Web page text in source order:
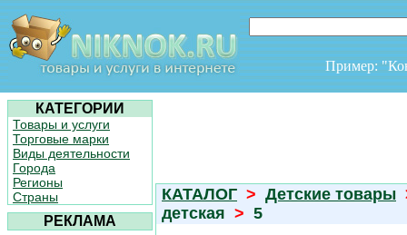
Пример:
КАТЕГОРИИ
Товары и услуги
Торговые марки
Виды деятельности
Города
Регионы
Страны
РЕКЛАМА
КАТАЛОГ > Детские товары
детская > 5